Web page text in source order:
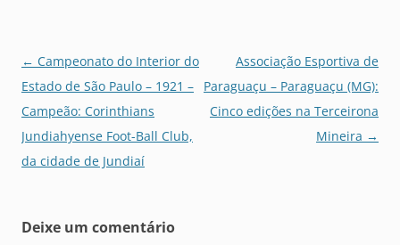
Navegação
de
posts
← Campeonato do Interior do
Estado de São Paulo – 1921 –
Campeão: Corinthians
Jundiahyense Foot-Ball Club,
da cidade de Jundiaí
Associação Esportiva de
Paraguaçu – Paraguaçu (MG):
Cinco edições na Terceirona
Mineira →
Deixe um comentário